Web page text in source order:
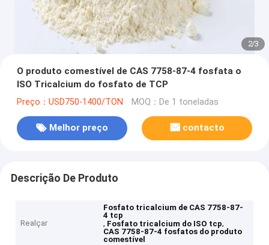
2/3
O produto comestível de CAS 7758-87-4 fosfata o
ISO Tricalcium do fosfato de TCP
Preço：USD750-1400/TON MOQ：De 1 toneladas
Melhor preço contacto
Descrição De Produto
Realçar
Fosfato tricalcium de CAS 7758-87-
4 tcp
, Fosfato tricalcium do ISO tcp,
CAS 7758-87-4 fosfatos do produto
comestível